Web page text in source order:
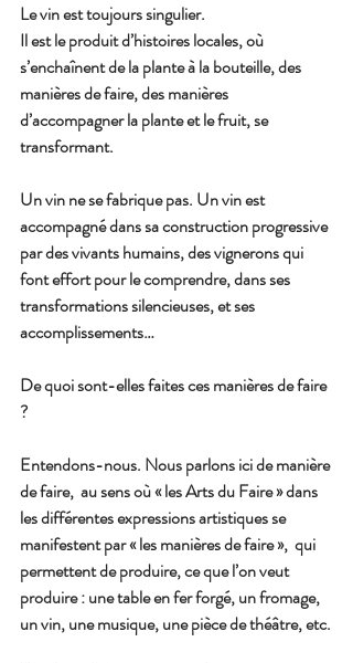
Le vin est toujours singulier.
Il est le produit d’histoires locales, où
s’enchaînent de la plante à la bouteille, des
manières de faire, des manières
d’accompagner la plante et le fruit, se
transformant.
Un vin ne se fabrique pas. Un vin est
accompagné dans sa construction progressive
par des vivants humains, des vignerons qui
font effort pour le comprendre, dans ses
transformations silencieuses, et ses
accomplissements…
De quoi sont-elles faites ces manières de faire
?
Entendons-nous. Nous parlons ici de manière
de faire,  au sens où « les Arts du Faire » dans
les différentes expressions artistiques se
manifestent par « les manières de faire »,  qui
permettent de produire, ce que l’on veut
produire : une table en fer forgé, un fromage,
un vin, une musique, une pièce de théâtre, etc.